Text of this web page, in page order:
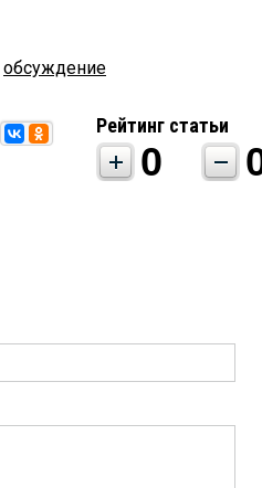
обсуждение
Рейтинг статьи
0